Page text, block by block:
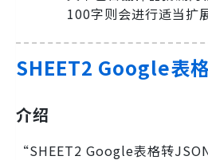
100字则会进行适当扩
SHEET2 Google表
介绍
“SHEET2 Google表格转